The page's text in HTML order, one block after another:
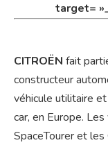
target=
CITROËN fait
constructeur
véhicule utilitaire
car, en Europe.
SpaceTourer et